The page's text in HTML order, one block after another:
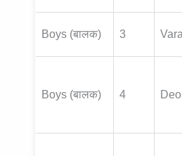
Boys (बालक) 3
Boys (बालक) 4